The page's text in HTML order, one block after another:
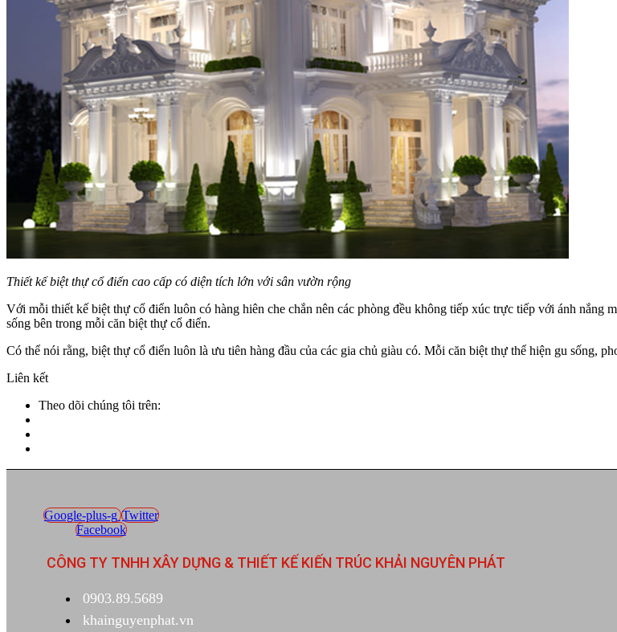
Thiết kế biệt thự cổ điển cao cấp có diện tích lớn với sân vườn rộng
Với mỗi thiết kế biệt thự cổ điển luôn có hàng hiên che chắn nên các phòng đều không tiếp xúc trực tiếp với ánh
sống bên trong mỗi căn biệt thự cổ điển.
Có thể nói rằng, biệt thự cổ điển luôn là ưu tiên hàng đầu của các gia chủ giàu có. Mỗi căn biệt thự thể hiện gu sống,
Liên kết
Theo dõi chúng tôi trên:
Google-plus-g Twitter
Facebook
CÔNG TY TNHH XÂY DỰNG & THIẾT KẾ KIẾN TRÚC KHẢI NGUYÊN PHÁT
0903.89.5689
khainguyenphat.vn